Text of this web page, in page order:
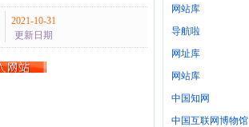
2021-10-31
更新日期
网站库
导航啦
网址库
网站库
中国知网
中国互联网博物馆